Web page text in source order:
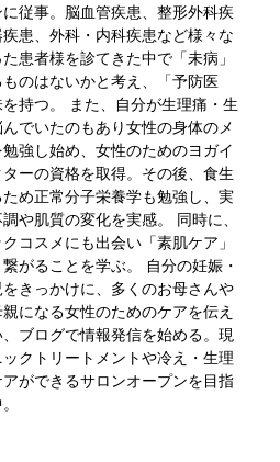
従事。脳血管疾患、整形外科疾
患、外科・内科疾患など様々な
患者様を診てきた中で「未病」
のはないかと考え、「予防医
持つ。 また、自分が生理痛・生
でいたのもあり女性の身体のメ
強し始め、女性のためのヨガイ
ターの資格を取得。その後、食生
め正常分子栄養学も勉強し、実
や肌質の変化を実感。 同時に、
コスメにも出会い「素肌ケア」
がることを学ぶ。 自分の妊娠・
きっかけに、多くのお母さんや
になる女性のためのケアを伝え
ブログで情報発信を始める。現
クトリートメントや冷え・生理
ができるサロンオープンを目指